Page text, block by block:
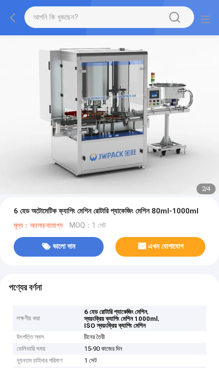
2/4
6 হেড অটোমেটিক ক্যাপিং মেশিন রোটারি প্যাকেজিং মেশিন 80ml-1000ml
মূল্য：আলোচনাযোগ্য MOQ：1 সেট
ভালো দাম এখন যোগাযোগ
পণ্যের বর্ণনা
লক্ষণীয় করা
6 হেড রোটারি প্যাকেজিং মেশিন,
স্বয়ংক্রিয় ক্যাপিং মেশিন 1000ml,
ISO স্বয়ংক্রিয় ক্যাপিং মেশিন
উৎপত্তি স্থল
চীনের তৈরী
ডেলিভারি সময়
15-90 কাজের দিন
ন্যূনতম চাহিদার পরিমাণ
1 সেট